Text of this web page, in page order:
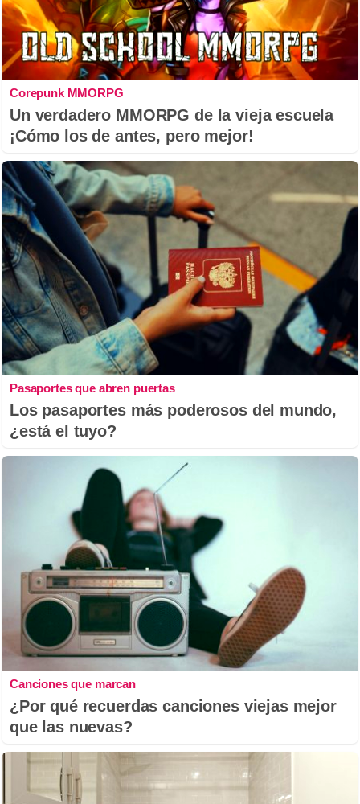
Corepunk MMORPG
Un verdadero MMORPG de la vieja escuela
¡Cómo los de antes, pero mejor!
Pasaportes que abren puertas
Los pasaportes más poderosos del mundo,
¿está el tuyo?
Canciones que marcan
¿Por qué recuerdas canciones viejas mejor
que las nuevas?